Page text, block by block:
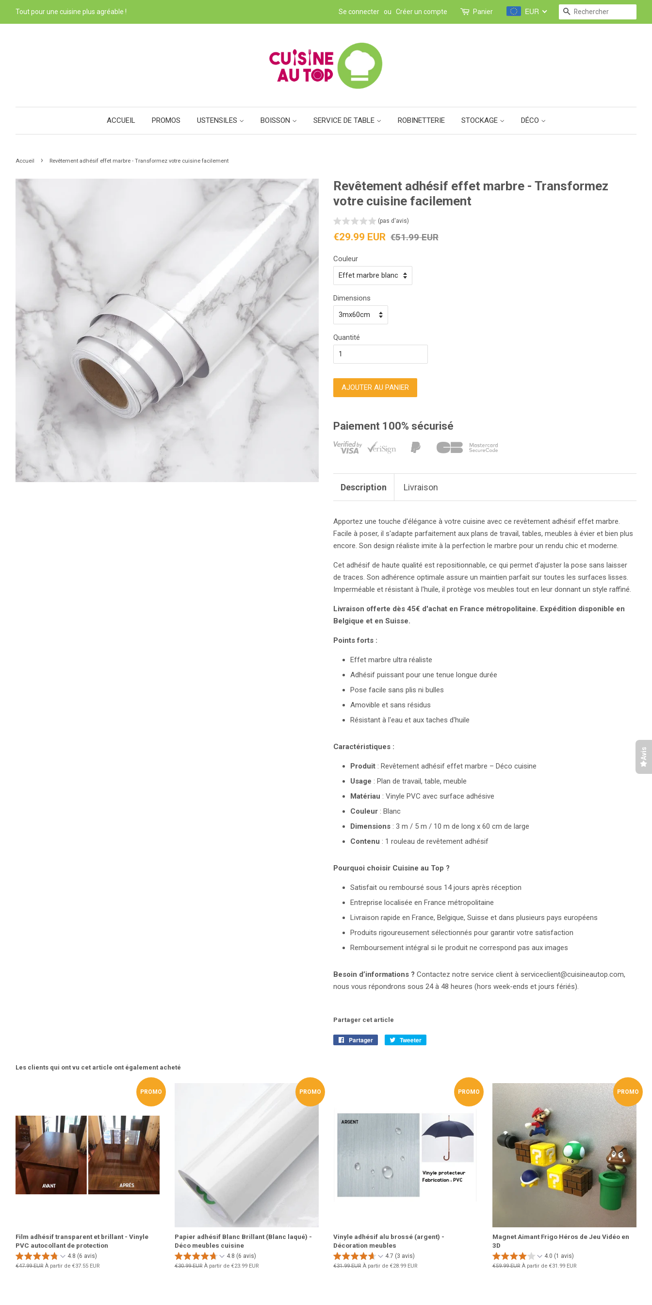
Tout pour une cuisine plus agréable ! Se connecter ou Créer un compte Panier EUR RECHERCHE
ACCUEIL PROMOS USTENSILES BOISSON SERVICE DE TABLE ROBINETTERIE STOCKAGE DÉCO
Accueil › Revêtement adhésif effet marbre - Transformez votre cuisine facilement
Revêtement adhésif effet marbre - Transformez
votre cuisine facilement
(pas d'avis)
Prix
€29.99 EUR Prix
€51.99 EUR
Couleur
Dimensions
Quantité
AJOUTER AU PANIER
Paiement 100% sécurisé
Description Livraison
Apportez une touche d'élégance à votre cuisine avec ce revêtement adhésif effet marbre.
Facile à poser, il s'adapte parfaitement aux plans de travail, tables, meubles à évier et bien plus
encore. Son design réaliste imite à la perfection le marbre pour un rendu chic et moderne.
Cet adhésif de haute qualité est repositionnable, ce qui permet d’ajuster la pose sans laisser
de traces. Son adhérence optimale assure un maintien parfait sur toutes les surfaces lisses.
Imperméable et résistant à l'huile, il protège vos meubles tout en leur donnant un style raffiné.
Livraison offerte dès 45€ d'achat en France métropolitaine. Expédition disponible en
Belgique et en Suisse.
Points forts :
Effet marbre ultra réaliste
Adhésif puissant pour une tenue longue durée
Pose facile sans plis ni bulles
Amovible et sans résidus
Résistant à l'eau et aux taches d'huile
Caractéristiques :
Produit : Revêtement adhésif effet marbre – Déco cuisine
Usage : Plan de travail, table, meuble
Matériau : Vinyle PVC avec surface adhésive
Couleur : Blanc
Dimensions : 3 m / 5 m / 10 m de long x 60 cm de large
Contenu : 1 rouleau de revêtement adhésif
Pourquoi choisir Cuisine au Top ?
Satisfait ou remboursé sous 14 jours après réception
Entreprise localisée en France métropolitaine
Livraison rapide en France, Belgique, Suisse et dans plusieurs pays européens
Produits rigoureusement sélectionnés pour garantir votre satisfaction
Remboursement intégral si le produit ne correspond pas aux images
Besoin d’informations ? Contactez notre service client à serviceclient@cuisineautop.com,
nous vous répondrons sous 24 à 48 heures (hors week-ends et jours fériés).
Partager cet article
Partager
PartagerTweeter
Les clients qui ont vu cet article ont également acheté
PROMO
Film adhésif transparent et brillant - Vinyle
PVC autocollant de protection
4.8 (6 avis)
Prix
€47.99 EUR À partir de €37.55 EUR
PROMO
Papier adhésif Blanc Brillant (Blanc laqué) -
Déco meubles cuisine
4.8 (6 avis)
Prix
€30.99 EURÀ partir de €23.99 EUR
PROMO
Vinyle adhésif alu brossé (argent) -
Décoration meubles
4.7 (3 avis)
Prix
€31.99 EUR À partir de €28.99 EUR
PROMO
Magnet Aimant Frigo Héros de Jeu Vidéo en
3D
4.0 (1 avis)
Prix
€59.99 EURÀ partir de €31.99 EUR
Avis